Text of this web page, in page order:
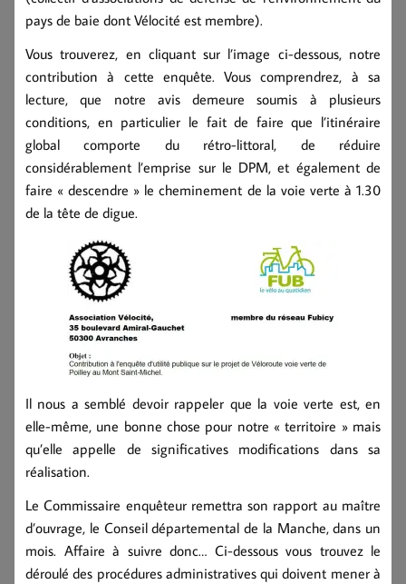
pays de baie dont Vélocité est membre).
Vous trouverez, en cliquant sur l’image ci-dessous, notre
contribution à cette enquête. Vous comprendrez, à sa
lecture, que notre avis demeure soumis à plusieurs
conditions, en particulier le fait de faire que l’itinéraire
global comporte du rétro-littoral, de réduire
considérablement l’emprise sur le DPM, et également de
faire « descendre » le cheminement de la voie verte à 1.30
de la tête de digue.
Il nous a semblé devoir rappeler que la voie verte est, en
elle-même, une bonne chose pour notre « territoire » mais
qu’elle appelle de significatives modifications dans sa
réalisation.
Le Commissaire enquêteur remettra son rapport au maître
d’ouvrage, le Conseil départemental de la Manche, dans un
mois. Affaire à suivre donc… Ci-dessous vous trouvez le
déroulé des procédures administratives qui doivent mener à